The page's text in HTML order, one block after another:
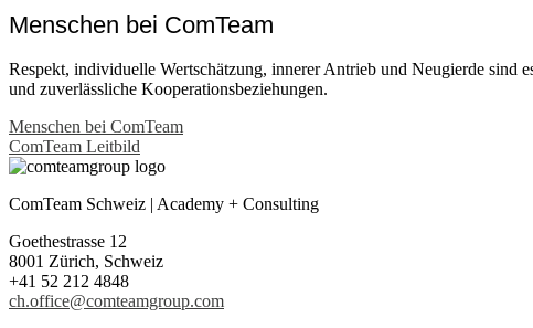
Menschen bei ComTeam
Respekt, individuelle Wertschätzung, innerer Antrieb und Neugierde sind
und zuverlässliche Kooperationsbeziehungen.
Menschen bei ComTeam
ComTeam Leitbild
ComTeam Schweiz | Academy + Consulting
Goethestrasse 12
8001 Zürich, Schweiz
+41 52 212 4848
ch.office@comteamgroup.com